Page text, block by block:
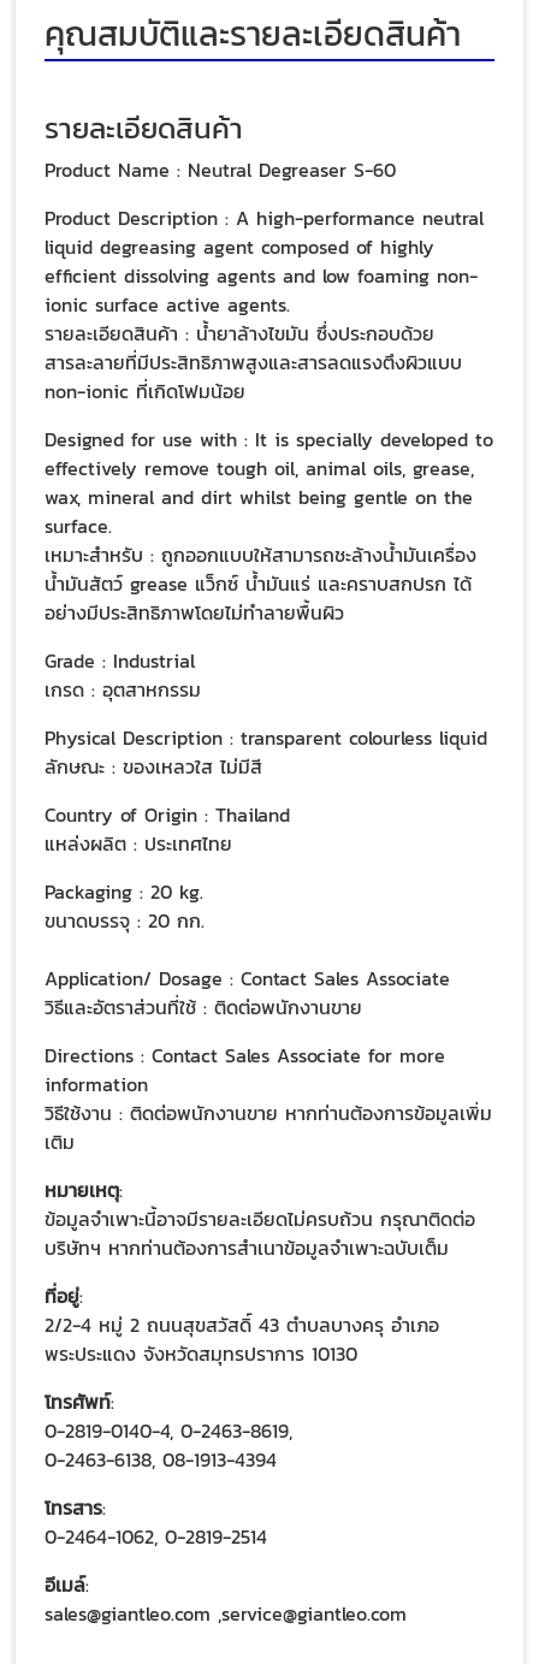
คุณสมบัติและรายละเอียดสินค้า
รายละเอียดสินค้า
Product Name : Neutral Degreaser S-60
Product Description : A high-performance neutral
liquid degreasing agent composed of highly
efficient dissolving agents and low foaming non-
ionic surface active agents.
รายละเอียดสินค้า : น้ำยาล้างไขมัน ซึ่งประกอบด้วย
สารละลายที่มีประสิทธิภาพสูงและสารลดแรงตึงผิวแบบ
non-ionic ที่เกิดโฟมน้อย
Designed for use with : It is specially developed to
effectively remove tough oil, animal oils, grease,
wax, mineral and dirt whilst being gentle on the
surface.
เหมาะสำหรับ : ถูกออกแบบให้สามารถชะล้างน้ำมันเครื่อง
น้ำมันสัตว์ grease แว็กซ์ น้ำมันแร่ และคราบสกปรก ได้
อย่างมีประสิทธิภาพโดยไม่ทำลายพื้นผิว
Grade : Industrial
เกรด : อุตสาหกรรม
Physical Description : transparent colourless liquid
ลักษณะ : ของเหลวใส ไม่มีสี
Country of Origin : Thailand
แหล่งผลิต : ประเทศไทย
Packaging : 20 kg.
ขนาดบรรจุ : 20 กก.
Application/ Dosage : Contact Sales Associate
วิธีและอัตราส่วนที่ใช้ : ติดต่อพนักงานขาย
Directions : Contact Sales Associate for more
information
วิธีใช้งาน : ติดต่อพนักงานขาย หากท่านต้องการข้อมูลเพิ่ม
เติม
หมายเหตุ:
ข้อมูลจำเพาะนี้อาจมีรายละเอียดไม่ครบถ้วน กรุณาติดต่อ
บริษัทฯ หากท่านต้องการสำเนาข้อมูลจำเพาะฉบับเต็ม
ที่อยู่:
2/2-4 หมู่ 2 ถนนสุขสวัสดิ์ 43 ตำบลบางครุ อำเภอ
พระประแดง จังหวัดสมุทรปราการ 10130
โทรศัพท์:
0-2819-0140-4, 0-2463-8619,
0-2463-6138, 08-1913-4394
โทรสาร:
0-2464-1062, 0-2819-2514
อีเมล์:
sales@giantleo.com ,service@giantleo.com